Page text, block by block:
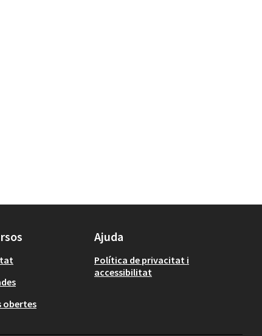
obertes
Ajuda
Política de privacitat i
accessibilitat